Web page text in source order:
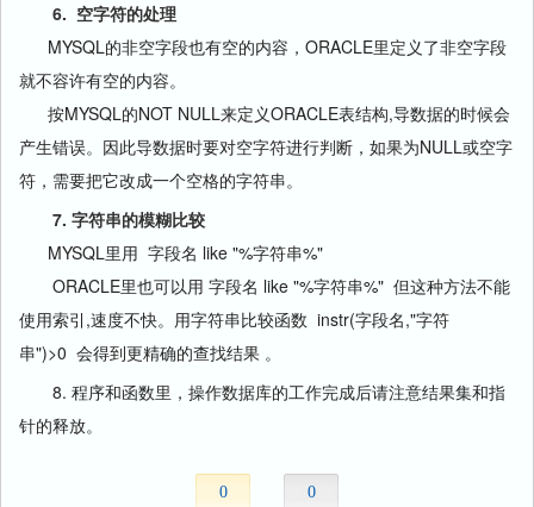
6. 空字符的处理
MYSQL的非空字段也有空的内容，ORACLE里定义了非空字段
就不容许有空的内容。
按MYSQL的NOT NULL来定义ORACLE表结构,导数据的时候会
产生错误。因此导数据时要对空字符进行判断，如果为NULL或空字
符，需要把它改成一个空格的字符串。
7. 字符串的模糊比较
MYSQL里用 字段名 like "%字符串%"
ORACLE里也可以用 字段名 like "%字符串%" 但这种方法不能
使用索引,速度不快。用字符串比较函数 instr(字段名,"字符
串")>0 会得到更精确的查找结果 。
8. 程序和函数里，操作数据库的工作完成后请注意结果集和指
针的释放。
0 0